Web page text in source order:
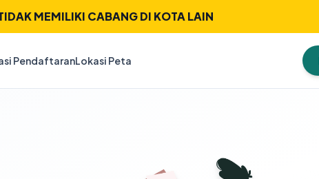
MEMILIKI CABANG DI KOTA LAIN
PendaftaranLokasi Peta